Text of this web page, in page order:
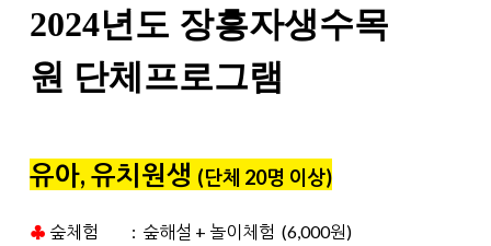
2024년도 장흥자생수목
원 단체프로그램
유아, 유치원생 (단체 20명 이상)
♣ 숲체험 : 숲해설 + 놀이체험 (6,000원)